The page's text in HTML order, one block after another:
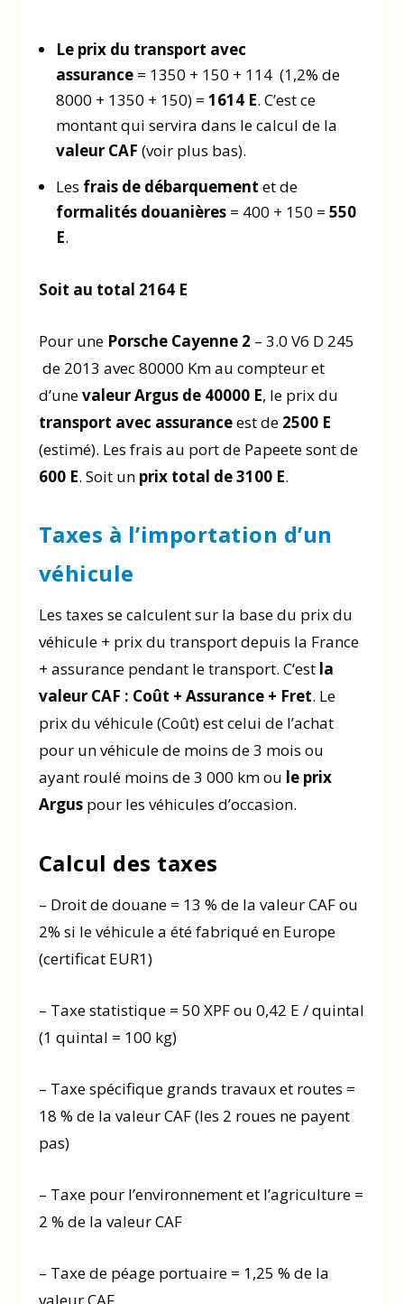
Le prix du transport avec
assurance = 1350 + 150 + 114 (1,2% de
8000 + 1350 + 150) = 1614 E. C’est ce
montant qui servira dans le calcul de la
valeur CAF (voir plus bas).
Les frais de débarquement et de
formalités douanières= 400 + 150 = 550
E.
Soit au total 2164 E
Pour une Porsche Cayenne 2 – 3.0 V6 D 245
de 2013 avec 80000 Km au compteur et
d’unevaleur Argus de 40000 E, le prix du
transport avec assuranceest de 2500 E
(estimé). Les frais au port de Papeete sont de
600 E. Soit un prix total de 3100 E.
Taxes à l’importation d’un
véhicule
Les taxes se calculent sur la base du prix du
véhicule + prix du transport depuis la France
+ assurance pendant le transport. C’est la
valeur CAF : Coût + Assurance + Fret. Le
prix du véhicule (Coût) est celui de l’achat
pour un véhicule de moins de 3 mois ou
ayant roulé moins de 3 000 km ou le prix
Arguspour les véhicules d’occasion.
Calcul des taxes
– Droit de douane = 13 % de la valeur CAF ou
2% si le véhicule a été fabriqué en Europe
(certificat EUR1)
– Taxe statistique = 50 XPF ou 0,42 E / quintal
(1 quintal = 100 kg)
– Taxe spécifique grands travaux et routes =
18 % de la valeur CAF (les 2 roues ne payent
pas)
– Taxe pour l’environnement et l’agriculture =
2 % de la valeur CAF
– Taxe de péage portuaire = 1,25 % de la